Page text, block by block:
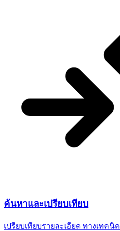
ค้นหาและเปรียบเทียบ
เปรียบเทียบรายละเอียด ทางเทคนิค